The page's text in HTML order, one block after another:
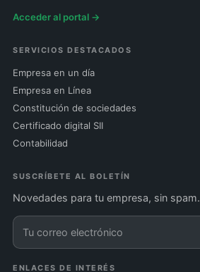
Acceder al portal →
SERVICIOS DESTACADOS
Empresa en un día
Empresa en Línea
Constitución de sociedades
Certificado digital SII
Contabilidad
SUSCRÍBETE AL BOLETÍN
Novedades para tu empresa, sin spam.
ENLACES DE INTERÉS